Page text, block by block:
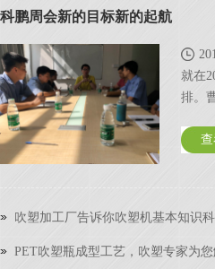
科鹏周会新的目标新的起航
就在
排。
吹塑加工厂告诉你吹塑机基本知识
PET吹塑瓶成型工艺，吹塑专家为您